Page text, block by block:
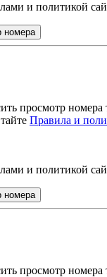
и политикой
номера
просмотр номера
Правила и
и политикой
номера
просмотр номера